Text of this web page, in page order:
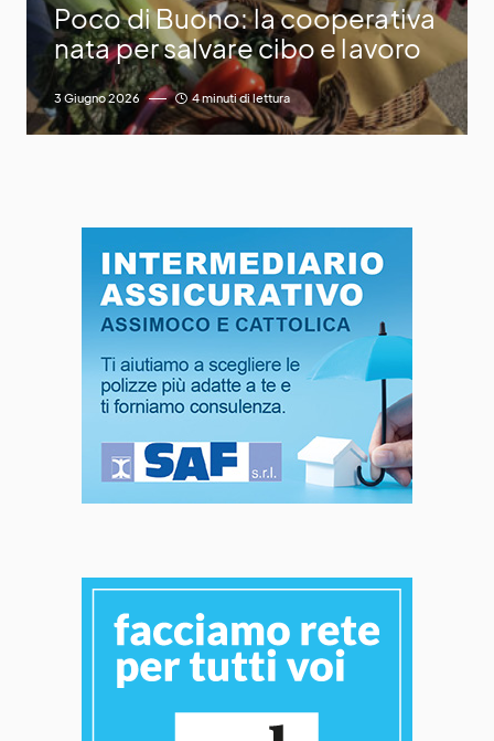
Poco di Buono: la cooperativa
nata per salvare cibo e lavoro
3 Giugno 2026 4 minuti di lettura